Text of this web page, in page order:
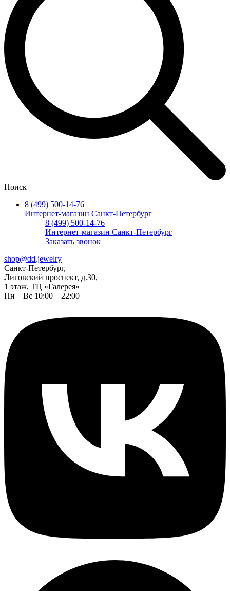
Поиск
8 (499) 500-14-76
Интернет-магазин Санкт-Петербург
8 (499) 500-14-76
Интернет-магазин Санкт-Петербург
Заказать звонок
shop@dd.jewelry
Санкт-Петербург,
Лиговский проспект, д.30,
1 этаж, ТЦ «Галерея»
Пн—Вс 10:00 – 22:00